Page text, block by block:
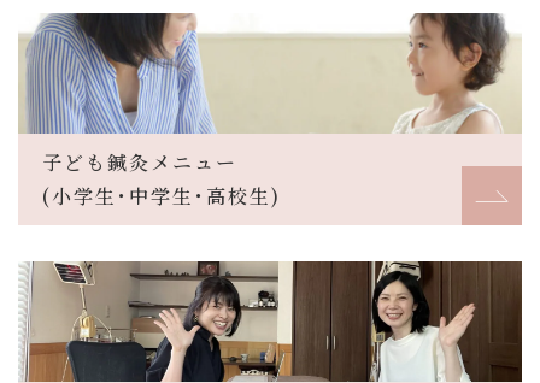
子ども鍼灸メニュー
(小学生･中学生･高校生)